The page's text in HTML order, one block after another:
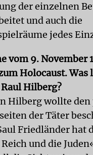
der einzelnen
und auch die
jedes
vom 9. November
Holocaust. Was
Hilberg?
Hilberg wollte
der Täter
Friedländer hat
und die